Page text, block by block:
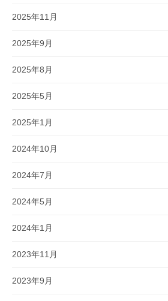
2025年11月
2025年9月
2025年8月
2025年5月
2025年1月
2024年10月
2024年7月
2024年5月
2024年1月
2023年11月
2023年9月